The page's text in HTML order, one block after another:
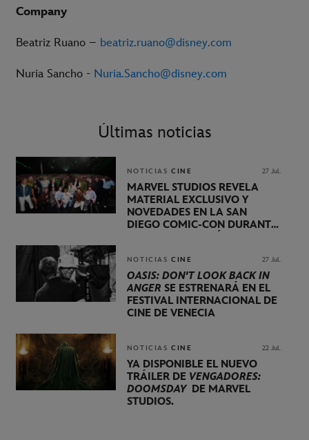
Company
Beatriz Ruano – beatriz.ruano@disney.com
Nuria Sancho - Nuria.Sancho@disney.com
Últimas noticias
NOTICIAS CINE 27 Jul.
MARVEL STUDIOS REVELA
MATERIAL EXCLUSIVO Y
NOVEDADES EN LA SAN
DIEGO COMIC-CON DURANTE
NOTICIAS CINE 27 Jul.
OASIS: DON'T LOOK BACK IN
ANGER SE ESTRENARÁ EN EL
FESTIVAL INTERNACIONAL DE
CINE DE VENECIA
NOTICIAS CINE 22 Jul.
YA DISPONIBLE EL NUEVO
TRÁILER DE VENGADORES:
DOOMSDAYDE MARVEL
STUDIOS.